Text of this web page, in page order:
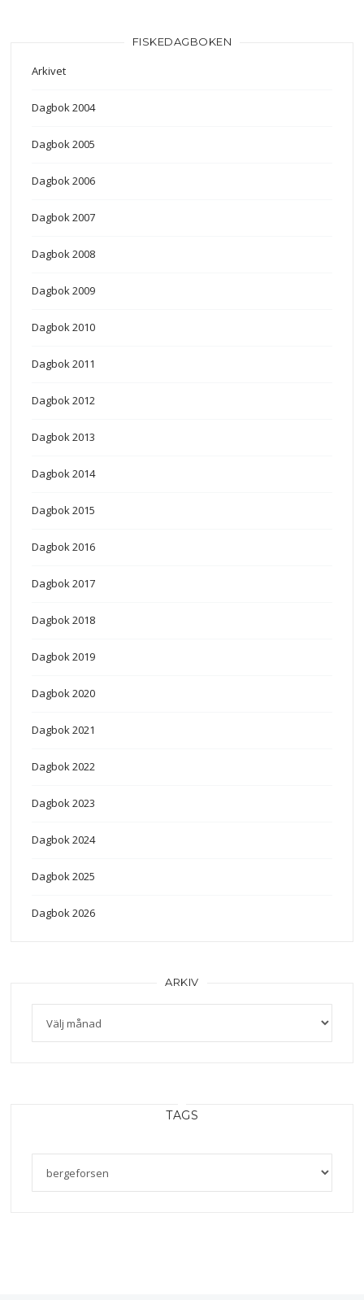
FISKEDAGBOKEN
Arkivet
Dagbok 2004
Dagbok 2005
Dagbok 2006
Dagbok 2007
Dagbok 2008
Dagbok 2009
Dagbok 2010
Dagbok 2011
Dagbok 2012
Dagbok 2013
Dagbok 2014
Dagbok 2015
Dagbok 2016
Dagbok 2017
Dagbok 2018
Dagbok 2019
Dagbok 2020
Dagbok 2021
Dagbok 2022
Dagbok 2023
Dagbok 2024
Dagbok 2025
Dagbok 2026
ARKIV
Arkiv
TAGS